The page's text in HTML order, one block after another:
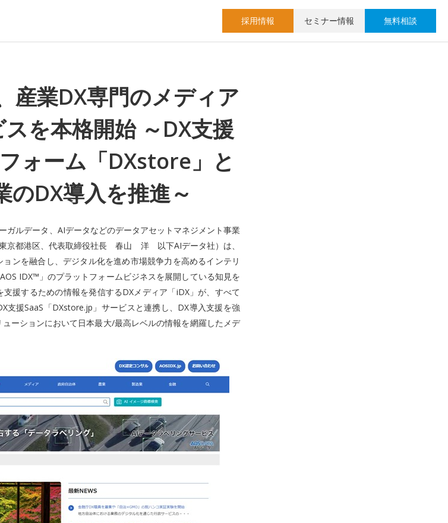
採用情報 セミナー情報 無料相談
産業DX専門のメディア
スを本格開始 ～DX支援
ォーム「DXstore」と
のDX導入を推進～
ガルデータ、AIデータなどのデータアセットマネジメント事業
京都港区、代表取締役社長 春山 洋 以下AIデータ社）は、
ンを融合し、デジタル化を進め市場競争力を高めるインテリ
IDX™」のプラットフォームビジネスを展開している知見を
援するための情報を発信するDXメディア「iDX」が、すべて
支援SaaS「DXstore.jp」サービスと連携し、DX導入支援を強
ーションにおいて日本最大/最高レベルの情報を網羅したメデ